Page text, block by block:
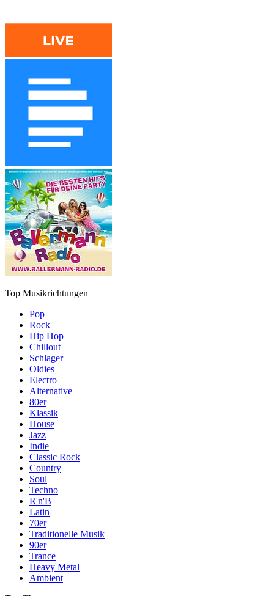
Top Musikrichtungen
Pop
Rock
Hip Hop
Chillout
Schlager
Oldies
Electro
Alternative
80er
Klassik
House
Jazz
Indie
Classic Rock
Country
Soul
Techno
R'n'B
Latin
70er
Traditionelle Musik
90er
Trance
Heavy Metal
Ambient